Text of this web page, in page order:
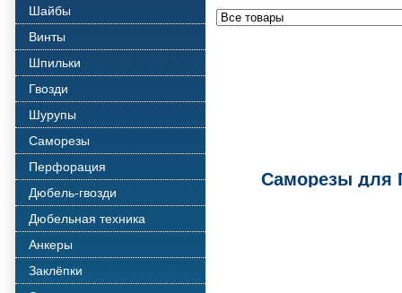
Шайбы
Винты
Шпильки
Гвозди
Шурупы
Саморезы
Перфорация
Дюбель-гвозди
Дюбельная техника
Анкеры
Заклёпки
Саморезы для